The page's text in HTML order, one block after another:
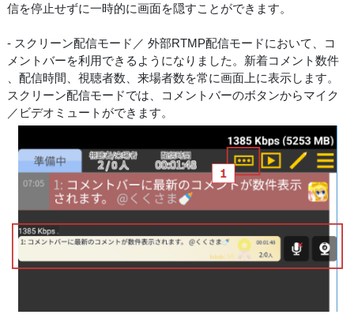
信を停止せずに一時的に画面を隠すことができます。
- スクリーン配信モード／ 外部RTMP配信モードにおいて、コ
メントバーを利用できるようになりました。新着コメント数件
、配信時間、視聴者数、来場者数を常に画面上に表示します。
スクリーン配信モードでは、コメントバーのボタンからマイク
／ビデオミュートができます。